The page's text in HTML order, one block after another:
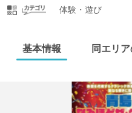
体験・遊び
基本情報 同エリ